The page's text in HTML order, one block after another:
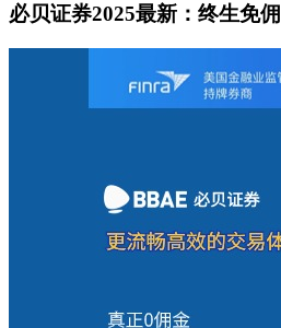
必贝证券2025最新：终生免佣